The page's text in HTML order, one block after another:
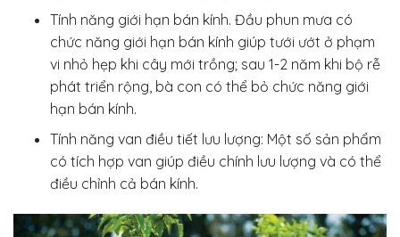
Tính năng giới hạn bán kính. Đầu phun mưa có
chức năng giới hạn bán kính giúp tưới ướt ở phạm
vi nhỏ hẹp khi cây mới trồng; sau 1-2 năm khi bộ rễ
phát triển rộng, bà con có thể bỏ chức năng giới
hạn bán kính.
Tính năng van điều tiết lưu lượng: Một số sản phẩm
có tích hợp van giúp điều chính lưu lượng và có thể
điều chỉnh cả bán kính.